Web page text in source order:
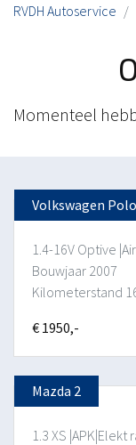
RVDH Autoservice
Momenteel
Volkswagen Polo
1.4-16V Optive
Bouwjaar 2007
Kilometerstand
€ 1950,-
Mazda 2
1.3 XS